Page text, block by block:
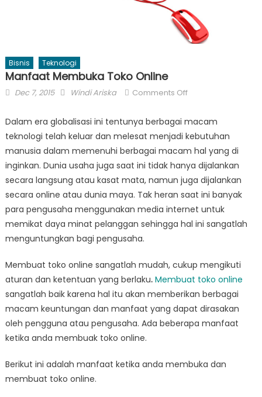
Bisnis Teknologi
Manfaat Membuka Toko Online
Posted
Dec 7, 2015 Author
Windi Ariska Comments Offon
Membuka
Toko
Online
Dalam era globalisasi ini tentunya berbagai macam
teknologi telah keluar dan melesat menjadi kebutuhan
manusia dalam memenuhi berbagai macam hal yang di
inginkan. Dunia usaha juga saat ini tidak hanya dijalankan
secara langsung atau kasat mata, namun juga dijalankan
secara online atau dunia maya. Tak heran saat ini banyak
para pengusaha menggunakan media internet untuk
memikat daya minat pelanggan sehingga hal ini sangatlah
menguntungkan bagi pengusaha.
Membuat toko online sangatlah mudah, cukup mengikuti
aturan dan ketentuan yang berlaku. Membuat toko online
sangatlah baik karena hal itu akan memberikan berbagai
macam keuntungan dan manfaat yang dapat dirasakan
oleh pengguna atau pengusaha. Ada beberapa manfaat
ketika anda membuak toko online.
Berikut ini adalah manfaat ketika anda membuka dan
membuat toko online.